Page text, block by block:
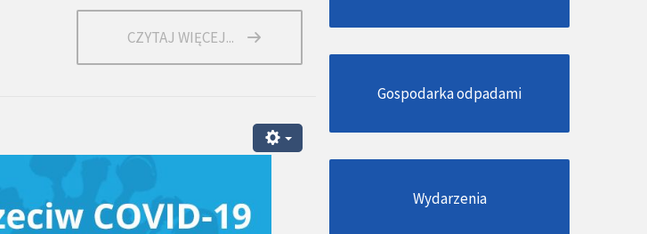
CZYTAJ WIĘCEJ...
Gospodarka odpadami
Wydarzenia